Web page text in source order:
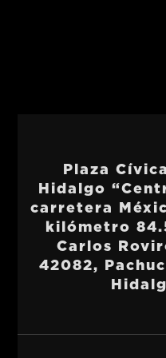
Plaza
Hidalgo
carretera
kilómetro
Carlos
42082,